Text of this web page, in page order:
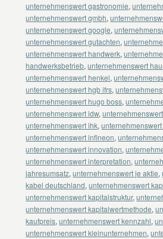
unternehmenswert gastronomie,
unternehmenswert gmbh,
unternehmenswert google,
unternehmenswert gutachten,
unternehmenswert handwerk,
handwerksbetrieb,unternehmenswert
unternehmenswert henkel,
unternehmenswert hgb ifrs,
unternehmenswert hugo boss,
unternehmenswert idw,
unternehmenswert ihk,
unternehmenswert infineon,
unternehmenswert innovation,
unternehmenswert interpretation,
jahresumsatz,unternehmenswert je aktie,
kabel deutschland,unternehmenswert
unternehmenswert kapitalstruktur,
unternehmenswert kapitalwertmethode,
kaufpreis,unternehmenswert kennzahl,
unternehmenswert kleinunternehmen,